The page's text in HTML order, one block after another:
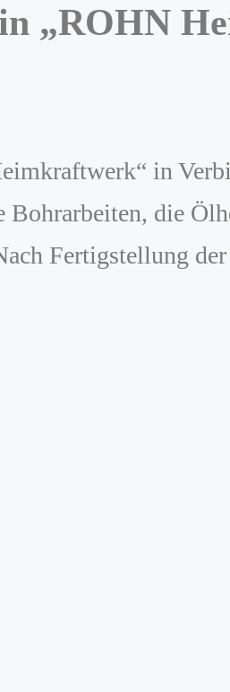
„ROHN
in
die
Fertigstellung